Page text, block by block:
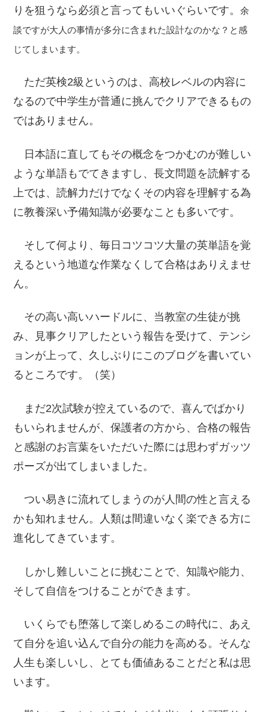
りを狙うなら必須と言ってもいいぐらいです。余
談ですが大人の事情が多分に含まれた設計なのかな？と感
じてしまいます。
ただ英検2級というのは、高校レベルの内容に
なるので中学生が普通に挑んでクリアできるもの
ではありません。
日本語に直してもその概念をつかむのが難しい
ような単語もでてきますし、長文問題を読解する
上では、読解力だけでなくその内容を理解する為
に教養深い予備知識が必要なことも多いです。
そして何より、毎日コツコツ大量の英単語を覚
えるという地道な作業なくして合格はありえませ
ん。
その高い高いハードルに、当教室の生徒が挑
み、見事クリアしたという報告を受けて、テンシ
ョンが上って、久しぶりにこのブログを書いてい
るところです。（笑）
まだ2次試験が控えているので、喜んでばかり
もいられませんが、保護者の方から、合格の報告
と感謝のお言葉をいただいた際には思わずガッツ
ポーズが出てしまいました。
つい易きに流れてしまうのが人間の性と言える
かも知れません。人類は間違いなく楽できる方に
進化してきています。
しかし難しいことに挑むことで、知識や能力、
そして自信をつけることができます。
いくらでも堕落して楽しめるこの時代に、あえ
て自分を追い込んで自分の能力を高める。そんな
人生も楽しいし、とても価値あることだと私は思
います。